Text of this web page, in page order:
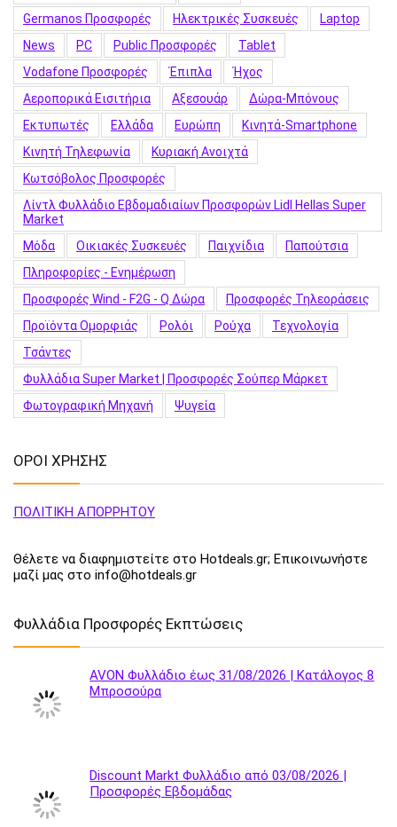
Germanos Προσφορές
Hλεκτρικές Συσκευές
Laptop
News
PC Public Προσφορές
Tablet
Vodafone Προσφορές
Έπιπλα
Ήχος
Αεροπορικά Εισιτήρια
Αξεσουάρ
Δώρα-Μπόνους
Εκτυπωτές
Ελλάδα Ευρώπη
Κινητά-Smartphone
Κινητή Τηλεφωνία
Κυριακή Ανοιχτά
Κωτσόβολος Προσφορές
Λίντλ Φυλλάδιο Εβδομαδιαίων Προσφορών Lidl Hellas Super
Market
Μόδα
Οικιακές Συσκευές Παιχνίδια
Παπούτσια
Πληροφορίες - Ενημέρωση
Προσφορές Wind - F2G - Q Δώρα
Προσφορές Τηλεοράσεις
Προϊόντα Ομορφιάς
Ρολόι Ρούχα
Τεχνολογία
Τσάντες
Φυλλάδια Super Market | Προσφορές Σούπερ Μάρκετ
Φωτογραφική Μηχανή
Ψυγεία
ΟΡΟΙ ΧΡΗΣΗΣ
ΠΟΛΙΤΙΚΗ ΑΠΟΡΡΗΤΟΥ
Θέλετε να διαφημιστείτε στο Hotdeals.gr; Επικοινωνήστε
μαζί μας στο info@hotdeals.gr
Φυλλάδια Προσφορές Εκπτώσεις
AVON Φυλλάδιο έως 31/08/2026 | Κατάλογος 8
Μπροσούρα
Discount Markt Φυλλάδιο από 03/08/2026 |
Προσφορές Εβδομάδας